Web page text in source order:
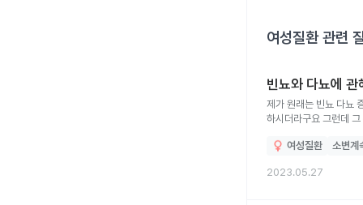
여성질환관련
빈뇨와 다뇨에 관
제가 원래는 빈뇨 다뇨
하시더라구요 그런데
여성질환
소변계
2023.05.27